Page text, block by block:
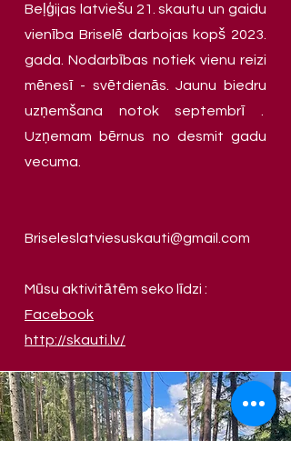
Beļģijas latviešu 21. skautu un gaidu
vienība Briselē darbojas kopš 2023.
gada. Nodarbības notiek vienu reizi
mēnesī - svētdienās. Jaunu biedru
uzņemšana notok septembrī .
Uzņemam bērnus no desmit gadu
vecuma.
Briseleslatviesuskauti@gmail.com
Mūsu aktivitātēm seko līdzi :
Facebook
http://skauti.lv/